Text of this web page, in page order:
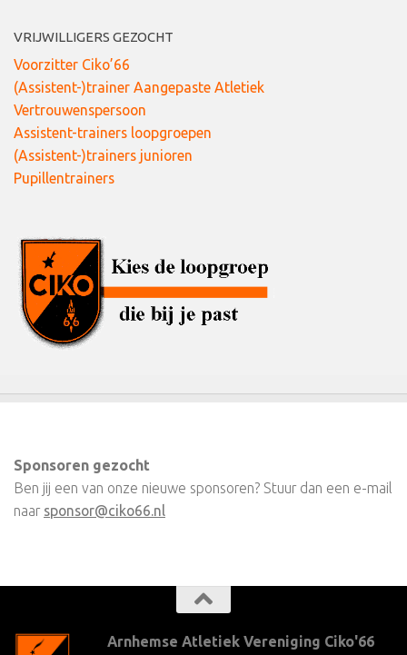
VRIJWILLIGERS GEZOCHT
Voorzitter Ciko’66
(Assistent-)trainer Aangepaste Atletiek
Vertrouwenspersoon
Assistent-trainers loopgroepen
(Assistent-)trainers junioren
Pupillentrainers
Sponsoren gezocht
Ben jij een van onze nieuwe sponsoren? Stuur dan een e-mail
naar sponsor@ciko66.nl
Arnhemse Atletiek Vereniging Ciko'66